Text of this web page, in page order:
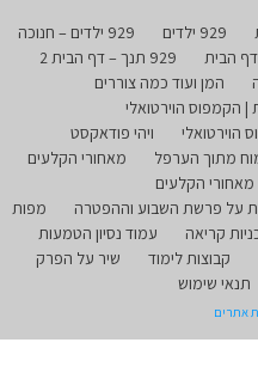
929 ילדים
929 ילדים – חנוכה
929 תנך – דף הבית 2
המן ועוד כמה צוררים
| הקמפוס הוירטואלי
הוירטואלי
ויהי פודאקסט
מתוך הערפל
מאחורי הקלעים
מאחורי הקלעים
על פרשת השבוע וההפטרה
מפות
קריאה
עמוד נסיון הטמעות
קבוצות לימוד
שיר על הפרק
תנאי שימוש
אתרים